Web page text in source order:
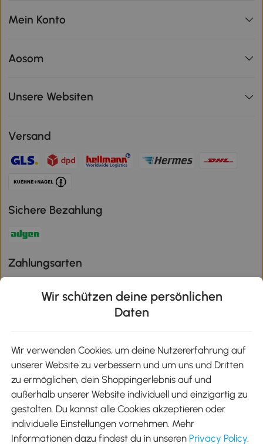
Mein Konto
Aosom
Unsere Websiten
Versand
Sichere Bezahlung
Zahlungsarten
Aosom-App
Google Play
Wir schützen deine persönlichen
Daten
Wir verwenden Cookies, um deine Nutzererfahrung auf
unserer Website zu verbessern und um uns und Dritten
zu ermöglichen, dein Shoppingerlebnis auf und
außerhalb unserer Website individuell und einzigartig zu
gestalten. Du kannst alle Cookies akzeptieren oder
individuelle Einstellungen vornehmen. Mehr
Informationen dazu findest du in unseren Privacy Policy.